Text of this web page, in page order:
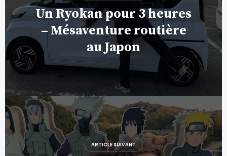
Un Ryokan pour 3 heures
– Mésaventure routière
au Japon
ARTICLE SUIVANT